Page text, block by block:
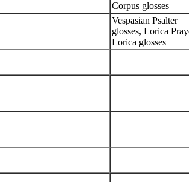
Corpus glosses
Vespasian Psalter
glosses, Lorica
Lorica glosses